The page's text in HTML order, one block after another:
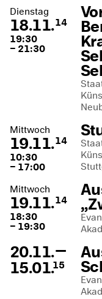
Dienstag
18.11.14
19:30
– 21:30
Mittwoch
19.11.14
10:30
– 17:00
Mittwoch
19.11.14
18:30
– 19:30
20.11.—
15.01.15